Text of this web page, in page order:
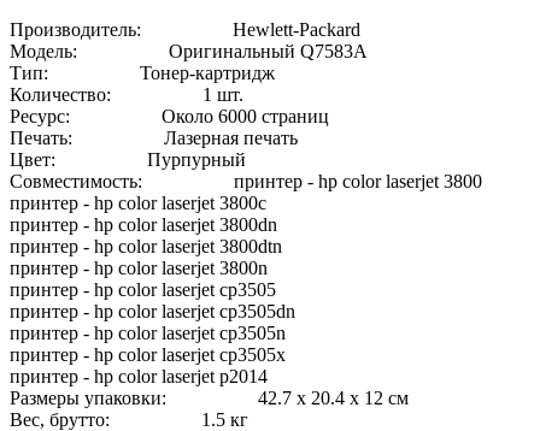
Производитель: Hewlett-Packard
Модель: Оригинальный Q7583A
Тип: Тонер-картридж
Количество: 1 шт.
Ресурс: Около 6000 страниц
Печать: Лазерная печать
Цвет: Пурпурный
Совместимость: принтер - hp color laserjet 3800
принтер - hp color laserjet 3800c
принтер - hp color laserjet 3800dn
принтер - hp color laserjet 3800dtn
принтер - hp color laserjet 3800n
принтер - hp color laserjet cp3505
принтер - hp color laserjet cp3505dn
принтер - hp color laserjet cp3505n
принтер - hp color laserjet cp3505x
принтер - hp color laserjet p2014
Размеры упаковки: 42.7 x 20.4 x 12 см
Вес, брутто: 1.5 кг